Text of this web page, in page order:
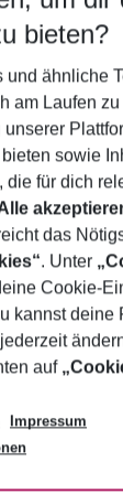
5-8 Nächte
Kinder
anzeigen
bieten?
ähnliche
am Laufen
sowie
die für dich
das
. Unter
Cookie-
kannst deine
auf
Impressum